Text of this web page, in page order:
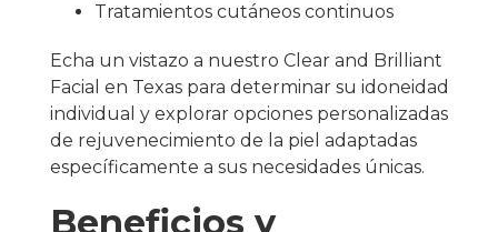
Tratamientos cutáneos continuos
Echa un vistazo a nuestro Clear and Brilliant
Facial en Texas para determinar su idoneidad
individual y explorar opciones personalizadas
de rejuvenecimiento de la piel adaptadas
específicamente a sus necesidades únicas.
Beneficios y